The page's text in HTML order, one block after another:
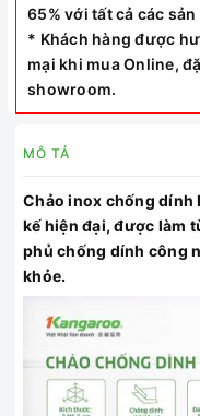
65% với tất cả các sản
* Khách hàng được
mại khi mua Online,
showroom.
MÔ TẢ
Chảo inox chống dính
kế hiện đại, được làm
phủ chống dính công
khỏe.